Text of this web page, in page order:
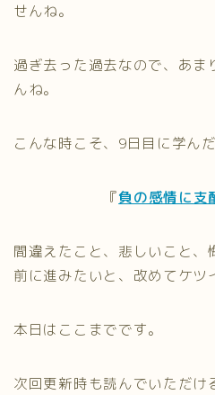
せんね。
過ぎ去った過去なので、あ
んね。
こんな時こそ、9日目に学ん
『負の感情に支
間違えたこと、悲しいこと、
前に進みたいと、改めてケツ
本日はここまでです。
次回更新時も読んでいただけ